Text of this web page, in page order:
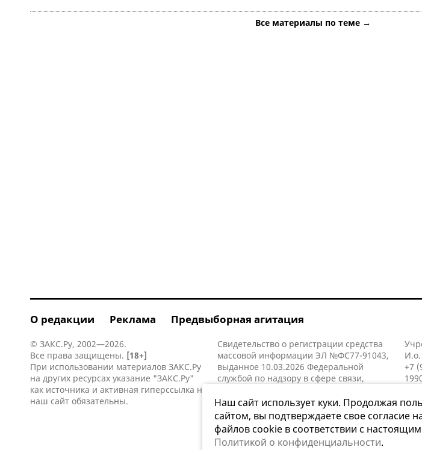
Все материалы по теме →
О редакции Реклама Предвыборная агитация
© ЗАКС.Ру, 2002—2026.
Все права защищены. [18+]
При использовании материалов ЗАКС.Ру
на других ресурсах указание "ЗАКС.Ру"
как источника и активная гиперссылка на
наш сайт обязательны.
Свидетельство о регистрации средства
массовой информации ЭЛ №ФС77-91043,
выданное 10.03.2026 Федеральной
службой по надзору в сфере связи,
коммуникаций (Роскомнадзор).
И.о.
+7
Наш сайт использует куки. Продолжая
сайтом, вы подтверждаете свое согласие
файлов cookie в соответствии с
Политикой о конфиденциальности.